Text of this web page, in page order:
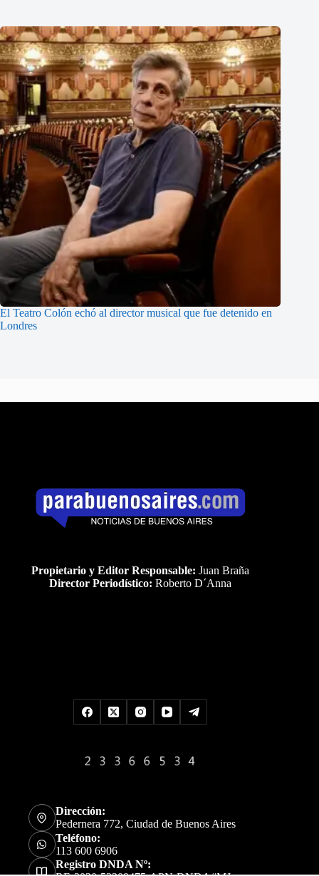
El Teatro Colón echó al director musical que fue detenido en
Londres
Propietario y Editor Responsable: Juan Braña
Director Periodístico: Roberto D´Anna
Dirección:
Pedernera 772, Ciudad de Buenos Aires
Teléfono:
113 600 6906
Registro DNDA Nº: